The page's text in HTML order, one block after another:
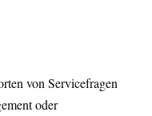
von Servicefragen
oder